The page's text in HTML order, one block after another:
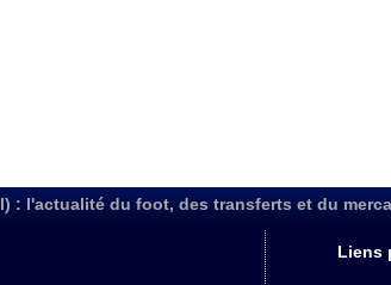
: l'actualité du foot, des transferts et du
Liens